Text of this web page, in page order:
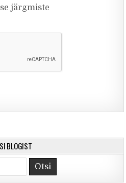
järgmiste
BLOGIST